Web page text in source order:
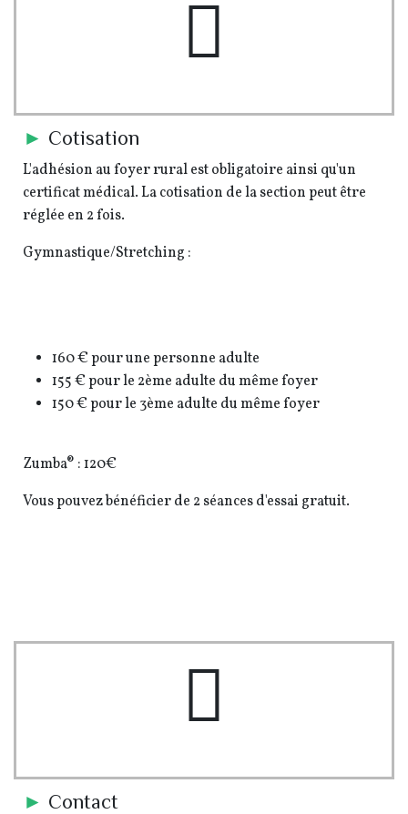
► Cotisation
L'adhésion au foyer rural est obligatoire ainsi qu'un
certificat médical. La cotisation de la section peut être
réglée en 2 fois.
Gymnastique/Stretching :
160 € pour une personne adulte
155 € pour le 2ème adulte du même foyer
150 € pour le 3ème adulte du même foyer
Zumba® : 120€
Vous pouvez bénéficier de 2 séances d'essai gratuit.
► Contact